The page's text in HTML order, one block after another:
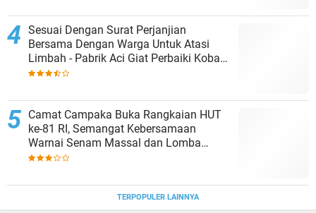
Sesuai Dengan Surat Perjanjian
Bersama Dengan Warga Untuk Atasi
Limbah - Pabrik Aci Giat Perbaiki Kobak
Penampungan Air
Camat Campaka Buka Rangkaian HUT
ke-81 RI, Semangat Kebersamaan
Warnai Senam Massal dan Lomba
Karaoke Perangkat Desa
TERPOPULER LAINNYA